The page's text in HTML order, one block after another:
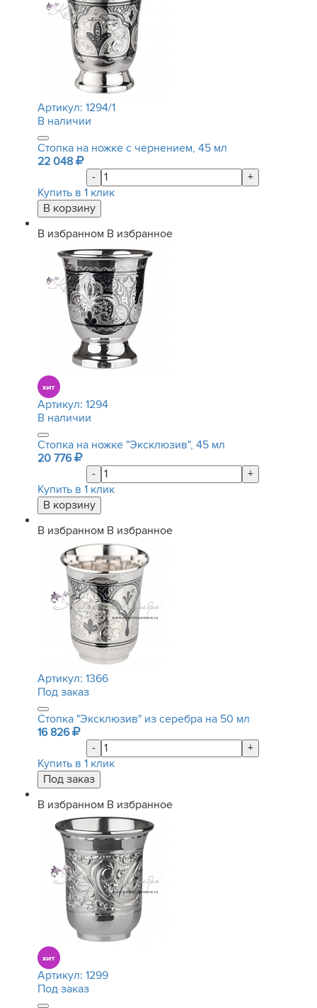
Артикул: 1294/1
В наличии
Стопка на ножке с чернением, 45 мл
22 048
-
+
Купить в 1 клик
В избранном В избранное
Артикул: 1294
В наличии
Стопка на ножке "Эксклюзив", 45 мл
20 776
-
+
Купить в 1 клик
В избранном В избранное
Артикул: 1366
Под заказ
Стопка "Эксклюзив" из серебра на 50 мл
16 826
-
+
Купить в 1 клик
В избранном В избранное
Артикул: 1299
Под заказ